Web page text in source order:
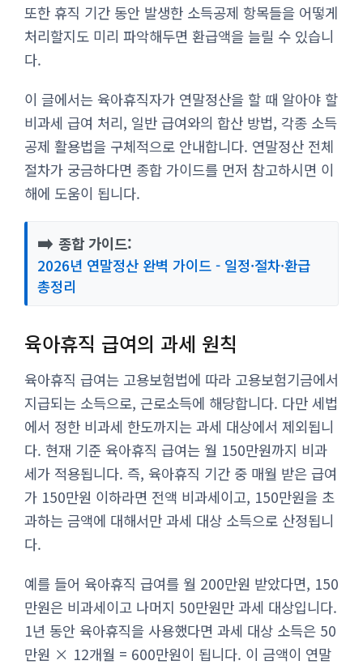
또한 휴직 기간 동안 발생한 소득공제 항목들을 어떻게
처리할지도 미리 파악해두면 환급액을 늘릴 수 있습니
다.
이 글에서는 육아휴직자가 연말정산을 할 때 알아야 할
비과세 급여 처리, 일반 급여와의 합산 방법, 각종 소득
공제 활용법을 구체적으로 안내합니다. 연말정산 전체
절차가 궁금하다면 종합 가이드를 먼저 참고하시면 이
해에 도움이 됩니다.
➡️ 종합 가이드:
2026년 연말정산 완벽 가이드 - 일정·절차·환급
총정리
육아휴직 급여의 과세 원칙
육아휴직 급여는 고용보험법에 따라 고용보험기금에서
지급되는 소득으로, 근로소득에 해당합니다. 다만 세법
에서 정한 비과세 한도까지는 과세 대상에서 제외됩니
다. 현재 기준 육아휴직 급여는 월 150만원까지 비과
세가 적용됩니다. 즉, 육아휴직 기간 중 매월 받은 급여
가 150만원 이하라면 전액 비과세이고, 150만원을 초
과하는 금액에 대해서만 과세 대상 소득으로 산정됩니
다.
예를 들어 육아휴직 급여를 월 200만원 받았다면, 150
만원은 비과세이고 나머지 50만원만 과세 대상입니다.
1년 동안 육아휴직을 사용했다면 과세 대상 소득은 50
만원 × 12개월 = 600만원이 됩니다. 이 금액이 연말